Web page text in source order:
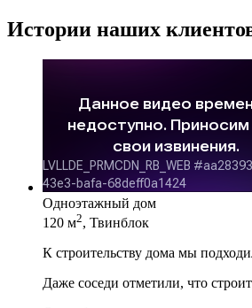
Истории наших
Одноэтажный дом
120 м2, Твинблок
К строительству дома мы
Даже соседи отметили, что